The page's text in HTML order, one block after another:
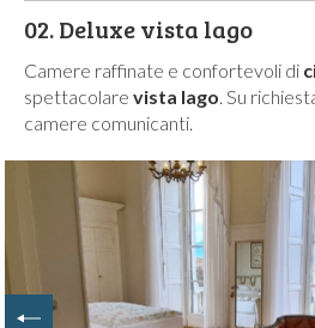
02.Deluxe vista lago
Camere raffinate e confortevoli di
spettacolare vista lago . Su
camere comunicanti.